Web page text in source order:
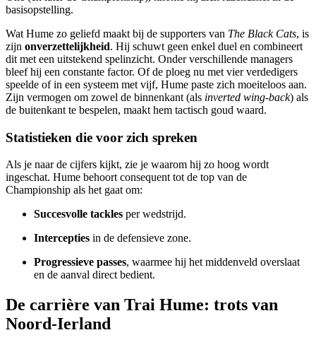
basisopstelling.
Wat Hume zo geliefd maakt bij de supporters van The Black Cats, is
zijn onverzettelijkheid. Hij schuwt geen enkel duel en combineert
dit met een uitstekend spelinzicht. Onder verschillende managers
bleef hij een constante factor. Of de ploeg nu met vier verdedigers
speelde of in een systeem met vijf, Hume paste zich moeiteloos aan.
Zijn vermogen om zowel de binnenkant (als inverted wing-back) als
de buitenkant te bespelen, maakt hem tactisch goud waard.
Statistieken die voor zich spreken
Als je naar de cijfers kijkt, zie je waarom hij zo hoog wordt
ingeschat. Hume behoort consequent tot de top van de
Championship als het gaat om:
Succesvolle tackles per wedstrijd.
Intercepties in de defensieve zone.
Progressieve passes, waarmee hij het middenveld overslaat
en de aanval direct bedient.
De carrière van Trai Hume: trots van
Noord-Ierland